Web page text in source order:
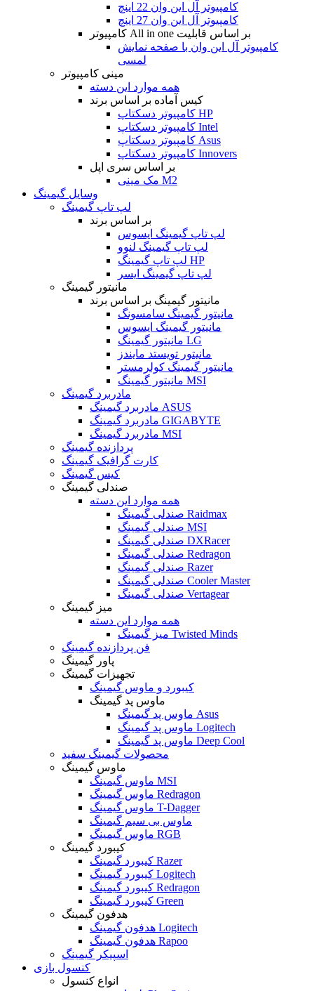
کامپیوتر آل این وان 22 اینچ
کامپیوتر آل این وان 27 اینچ
کامپیوتر All in one بر اساس قابلیت
کامپیوتر آل این وان با صفحه نمایش
لمسی
مینی کامپیوتر
همه موارد این دسته
کیس آماده بر اساس برند
کامپیوتر دسکتاپ HP
کامپیوتر دسکتاپ Intel
کامپیوتر دسکتاپ Asus
کامپیوتر دسکتاپ Innovers
بر اساس سری اپل
مک مینی M2
وسایل گیمینگ
لپ تاپ گیمینگ
بر اساس برند
لپ تاپ گیمینگ ایسوس
لپ تاپ گیمینگ لنوو
لپ تاپ گیمینگ HP
لپ تاپ گیمینگ ایسر
مانیتور گیمینگ
مانیتور گیمینگ بر اساس برند
مانیتور گیمینگ سامسونگ
مانیتور گیمینگ ایسوس
مانیتور گیمینگ LG
مانیتور تویستد مایندز
مانیتور گیمینگ کولرمستر
مانیتور گیمینگ MSI
مادربرد گیمینگ
مادربرد گیمینگ ASUS
مادربرد گیمینگ GIGABYTE
مادربرد گیمینگ MSI
پردازنده گیمینگ
کارت گرافیک گیمینگ
کیس گیمینگ
صندلی گیمینگ
همه موارد این دسته
صندلی گیمینگ Raidmax
صندلی گیمینگ MSI
صندلی گیمینگ DXRacer
صندلی گیمینگ Redragon
صندلی گیمینگ Razer
صندلی گیمینگ Cooler Master
صندلی گیمینگ Vertagear
میز گیمینگ
همه موارد این دسته
میز گیمینگ Twisted Minds
فن پردازنده گیمینگ
پاور گیمینگ
تجهیزات گیمینگ
کیبورد و ماوس گیمینگ
ماوس پد گیمینگ
ماوس پد گیمینگ Asus
ماوس پد گیمینگ Logitech
ماوس پد گیمینگ Deep Cool
محصولات گیمینگ سفید
ماوس گیمینگ
ماوس گیمینگ MSI
ماوس گیمینگ Redragon
ماوس گیمینگ T-Dagger
ماوس بی سیم گیمینگ
ماوس گیمینگ RGB
کیبورد گیمینگ
کیبورد گیمینگ Razer
کیبورد گیمینگ Logitech
کیبورد گیمینگ Redragon
کیبورد گیمینگ Green
هدفون گیمینگ
هدفون گیمینگ Logitech
هدفون گیمینگ Rapoo
اسپیکر گیمینگ
کنسول بازی
انواع کنسول